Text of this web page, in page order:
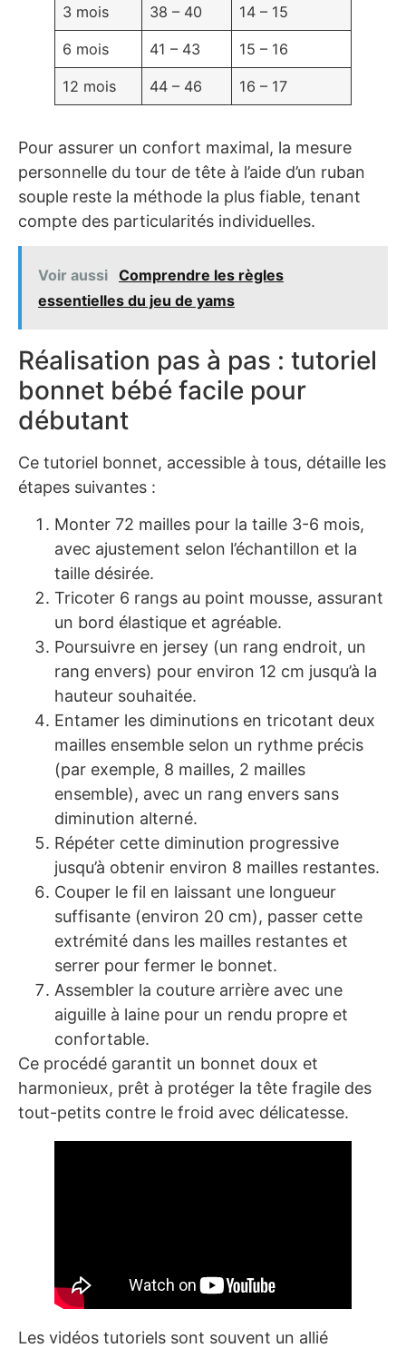
3 mois 38 – 40 14 – 15
6 mois 41 – 43 15 – 16
12 mois 44 – 46 16 – 17
Pour assurer un confort maximal, la mesure
personnelle du tour de tête à l’aide d’un ruban
souple reste la méthode la plus fiable, tenant
compte des particularités individuelles.
Voir aussi Comprendre les règles
essentielles du jeu de yams
Réalisation pas à pas : tutoriel
bonnet bébé facile pour
débutant
Ce tutoriel bonnet, accessible à tous, détaille les
étapes suivantes :
Monter 72 mailles pour la taille 3-6 mois,
avec ajustement selon l’échantillon et la
taille désirée.
Tricoter 6 rangs au point mousse, assurant
un bord élastique et agréable.
Poursuivre en jersey (un rang endroit, un
rang envers) pour environ 12 cm jusqu’à la
hauteur souhaitée.
Entamer les diminutions en tricotant deux
mailles ensemble selon un rythme précis
(par exemple, 8 mailles, 2 mailles
ensemble), avec un rang envers sans
diminution alterné.
Répéter cette diminution progressive
jusqu’à obtenir environ 8 mailles restantes.
Couper le fil en laissant une longueur
suffisante (environ 20 cm), passer cette
extrémité dans les mailles restantes et
serrer pour fermer le bonnet.
Assembler la couture arrière avec une
aiguille à laine pour un rendu propre et
confortable.
Ce procédé garantit un bonnet doux et
harmonieux, prêt à protéger la tête fragile des
tout-petits contre le froid avec délicatesse.
Les vidéos tutoriels sont souvent un allié